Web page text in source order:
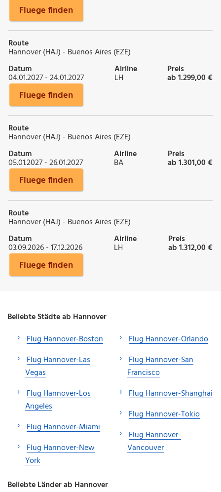
Fluege finden
Route
Hannover (HAJ) - Buenos Aires (EZE)
Datum
04.01.2027 - 24.01.2027
Airline
LH
Preis
ab 1.299,00 €
Fluege finden
Route
Hannover (HAJ) - Buenos Aires (EZE)
Datum
05.01.2027 - 26.01.2027
Airline
BA
Preis
ab 1.301,00 €
Fluege finden
Route
Hannover (HAJ) - Buenos Aires (EZE)
Datum
03.09.2026 - 17.12.2026
Airline
LH
Preis
ab 1.312,00 €
Fluege finden
Beliebte Städte ab Hannover
Flug Hannover-Boston
Flug Hannover-Las
Vegas
Flug Hannover-Los
Angeles
Flug Hannover-Miami
Flug Hannover-New
York
Flug Hannover-Orlando
Flug Hannover-San
Francisco
Flug Hannover-Shanghai
Flug Hannover-Tokio
Flug Hannover-
Vancouver
Beliebte Länder ab Hannover